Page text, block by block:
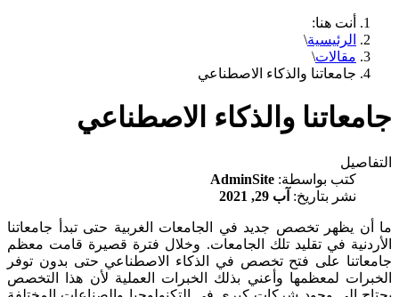
أنت هنا:
الرئيسية\
مقالات\
جامعاتنا والذكاء الاصطناعي
جامعاتنا والذكاء الاصطناعي
التفاصيل
كتب بواسطة: AdminSite
نشر بتاريخ: آب 29, 2021
ما أن يظهر تخصص جديد في الجامعات الغربية حتى تبدأ جامعاتنا
الأردنية في تقليد تلك الجامعات. وخلال فترة قصيرة قامت معظم
جامعاتنا على فتح تخصص في الذكاء الاصطناعي حتى بدون توفر
الخبرات لمعظمها وأعني بذلك الخبرات العملية لأن هذا التخصص